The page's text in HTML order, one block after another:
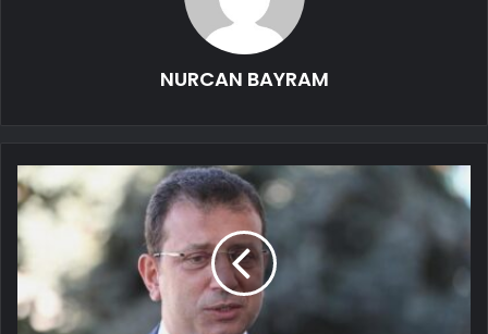
NURCAN BAYRAM